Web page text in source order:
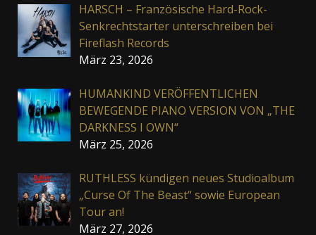
HARSCH – Französische Hard-Rock-
Senkrechtstarter unterschreiben bei
Fireflash Records
März 23, 2026
HUMANKIND VERÖFFENTLICHEN
BEWEGENDE PIANO VERSION VON „THE
DARKNESS I OWN“
März 25, 2026
RUTHLESS kündigen neues Studioalbum
„Curse Of The Beast“ sowie European
Tour an!
März 27, 2026